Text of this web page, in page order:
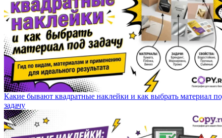
Какие бывают квадратные наклейки и как выбрать материал
задачу